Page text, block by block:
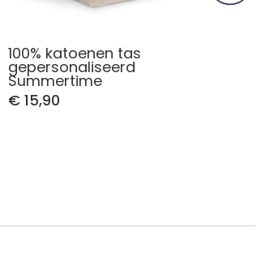
100% katoenen tas
gepersonaliseerd
Summertime
€ 15,90